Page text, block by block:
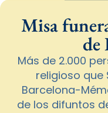
Misa
de
Más de 2.000
religioso que
Barcelona-
de los difuntos